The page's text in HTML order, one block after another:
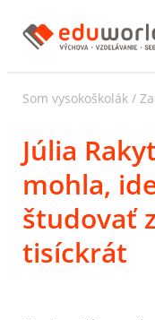
Som vysokoškolák /
Júlia
mohla,
študovať
tisíckrát